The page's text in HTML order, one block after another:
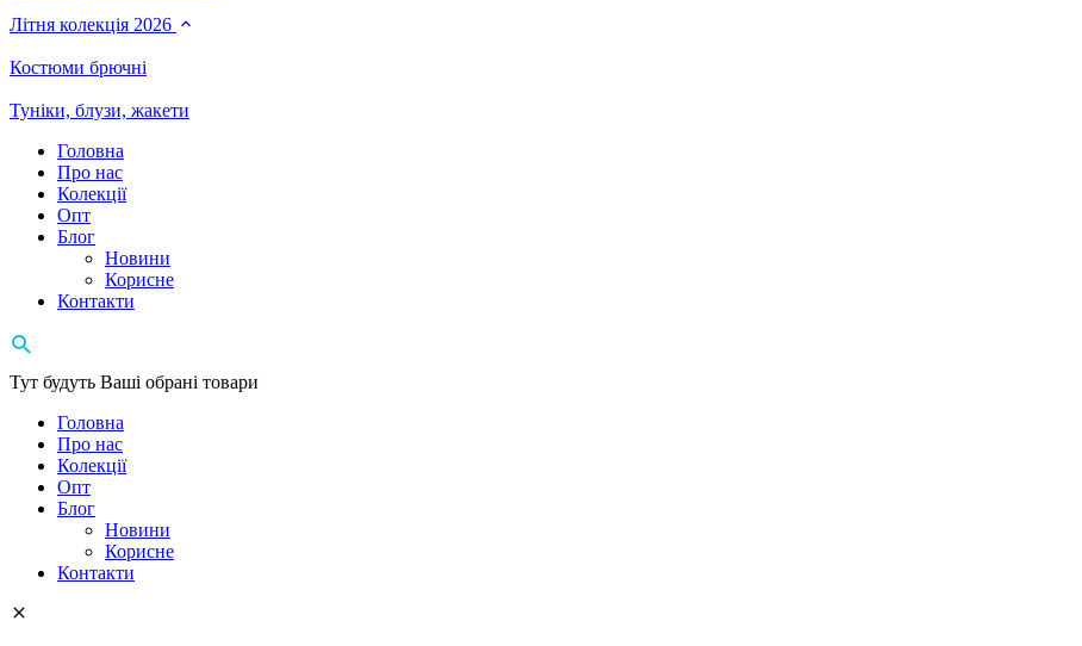
Літня колекція 2026
Костюми брючні
Туніки, блузи, жакети
Головна
Про нас
Колекції
Опт
Блог
Новини
Корисне
Контакти
Тут будуть Ваші обрані товари
Головна
Про нас
Колекції
Опт
Блог
Новини
Корисне
Контакти